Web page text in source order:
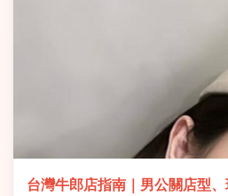
台灣牛郎店指南｜男公關店型